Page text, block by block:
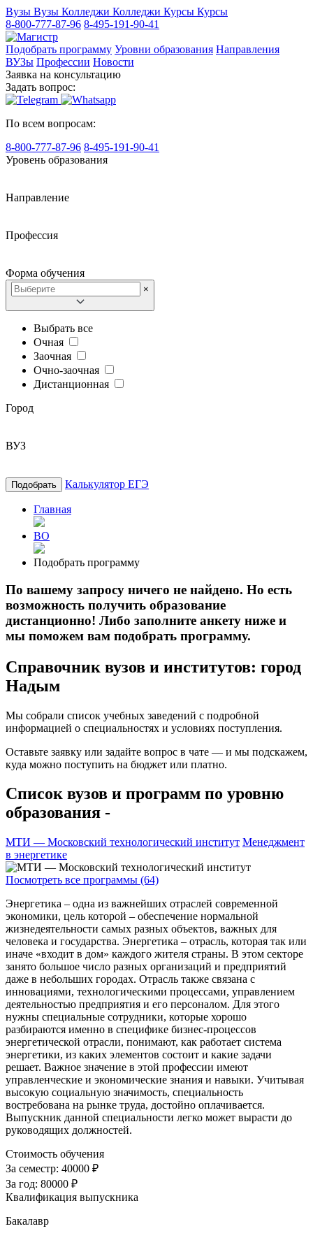
Вузы Вузы Колледжи Колледжи Курсы Курсы
8-800-777-87-96 8-495-191-90-41
Подобрать программу Уровни образования Направления
ВУЗы Профессии Новости
Заявка на консультацию
Задать вопрос:
По всем вопросам:
8-800-777-87-96 8-495-191-90-41
Уровень образования
Направление
Профессия
Форма обучения
×
Выбрать все
Очная
Заочная
Очно-заочная
Дистанционная
Город
ВУЗ
Подобрать Калькулятор ЕГЭ
Главная
ВО
Подобрать программу
По вашему запросу ничего не найдено. Но есть
возможность получить образование
дистанционно! Либо заполните анкету ниже и
мы поможем вам подобрать программу.
Справочник вузов и институтов: город
Надым
Мы собрали список учебных заведений с подробной
информацией о специальностях и условиях поступления.
Оставьте заявку или задайте вопрос в чате — и мы подскажем,
куда можно поступить на бюджет или платно.
Список вузов и программ по уровню
образования -
МТИ — Московский технологический институт Менеджмент
в энергетике
Посмотреть все программы (64)
Энергетика – одна из важнейших отраслей современной
экономики, цель которой – обеспечение нормальной
жизнедеятельности самых разных объектов, важных для
человека и государства. Энергетика – отрасль, которая так или
иначе «входит в дом» каждого жителя страны. В этом секторе
занято большое число разных организаций и предприятий
даже в небольших городах. Отрасль также связана с
инновациями, технологическими процессами, управлением
деятельностью предприятия и его персоналом. Для этого
нужны специальные сотрудники, которые хорошо
разбираются именно в специфике бизнес-процессов
энергетической отрасли, понимают, как работает система
энергетики, из каких элементов состоит и какие задачи
решает. Важное значение в этой профессии имеют
управленческие и экономические знания и навыки. Учитывая
высокую социальную значимость, специальность
востребована на рынке труда, достойно оплачивается.
Выпускник данной специальности легко может вырасти до
руководящих должностей.
Стоимость обучения
За семестр: 40000 ₽
За год: 80000 ₽
Квалификация выпускника
Бакалавр